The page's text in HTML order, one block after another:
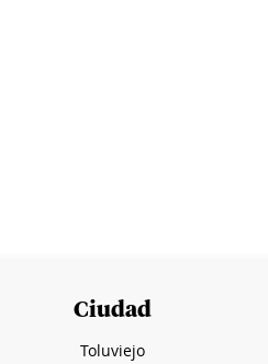
Ciudad
Toluviejo